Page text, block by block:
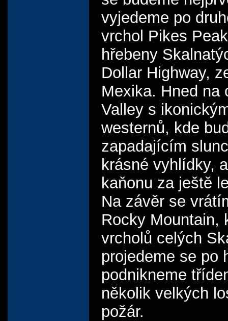
vyjedeme po
vrchol Pikes
hřebeny
Dollar Highway,
Mexika. Hned na
Valley s
westernů, kde
zapadajícím
krásné vyhlídky,
kaňonu za ještě
Na závěr se
Rocky Mountain,
vrcholů celých
projedeme se po
podnikneme
několik velkých
požár.